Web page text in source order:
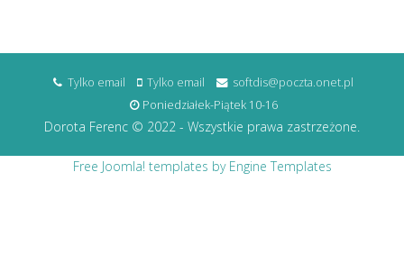
Tylko email Tylko email
softdis@poczta.onet.pl
Poniedziałek-Piątek 10-16
Dorota Ferenc © 2022 - Wszystkie prawa zastrzeżone.
Free Joomla! templates by Engine Templates